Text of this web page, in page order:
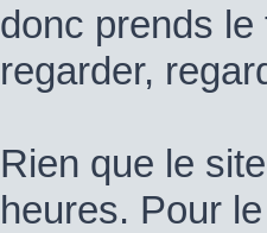
donc prends le
regarder,
Rien que le
heures. Pour